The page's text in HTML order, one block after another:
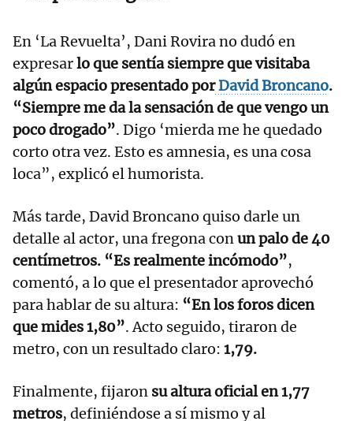
En ‘La Revuelta’, Dani Rovira no dudó en
expresarlo que sentía siempre que visitaba
algún espacio presentado porDavid Broncano.
“Siempre me da la sensación de que vengo un
poco drogado”. Digo ‘mierda me he quedado
corto otra vez. Esto es amnesia, es una cosa
loca”, explicó el humorista.
Más tarde, David Broncano quiso darle un
detalle al actor, una fregona conun palo de 40
centímetros. “Es realmente incómodo”,
comentó, a lo que el presentador aprovechó
para hablar de su altura: “En los foros dicen
que mides 1,80”. Acto seguido, tiraron de
metro, con un resultado claro: 1,79.
Finalmente, fijaron su altura oficial en 1,77
metros, definiéndose a sí mismo y al